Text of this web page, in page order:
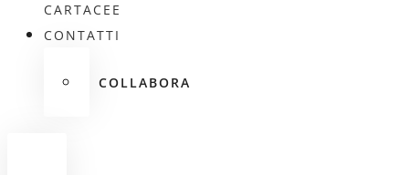
CARTACEE
CONTATTI
COLLABORA